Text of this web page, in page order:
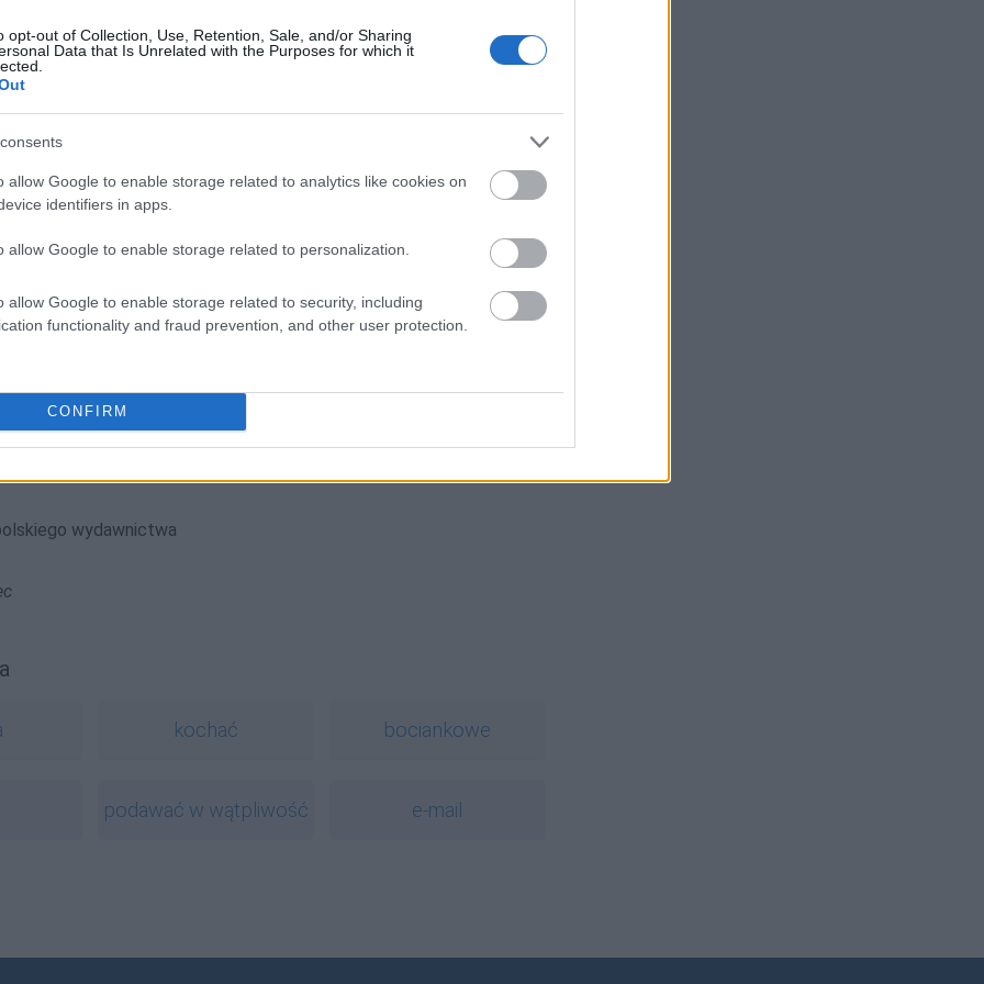
opt-out of Collection, Use, Retention, Sale, and/or Sharing
Data that Is Unrelated with the Purposes for which it
allow Google to enable storage related to analytics like cookies on
identifiers in apps.
allow Google to enable storage related to personalization.
allow Google to enable storage related to security, including
functionality and fraud prevention, and other user protection.
CONFIRM
Brakuje czegoś w haśle?
abonenci Dobrego słownika.
wydawnictwa
kochać bociankowe
podawać w wątpliwość e-mail